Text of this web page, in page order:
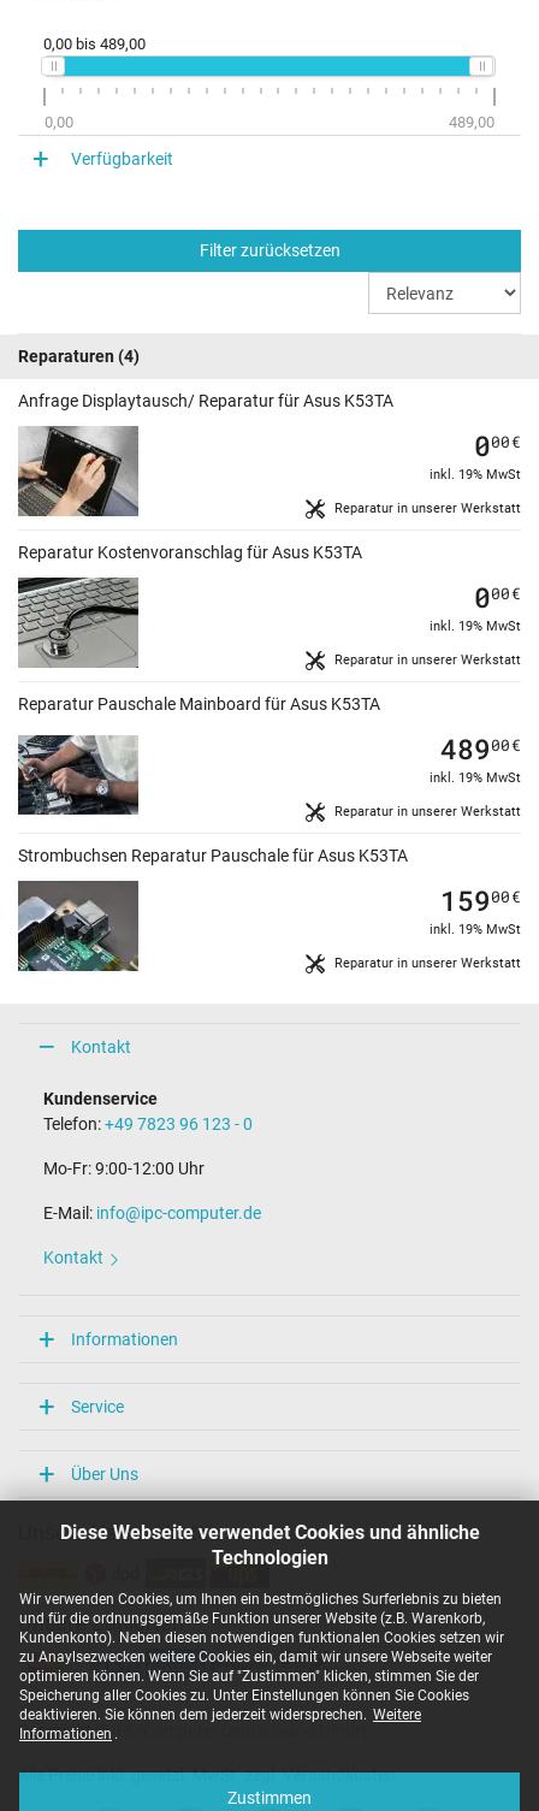
Diese Webseite verwendet Cookies und ähnliche
Technologien
Wir verwenden Cookies, um Ihnen ein bestmögliches Surferlebnis zu bieten
und für die ordnungsgemäße Funktion unserer Website (z.B. Warenkorb,
Kundenkonto). Neben diesen notwendigen funktionalen Cookies setzen wir
zu Anaylsezwecken weitere Cookies ein, damit wir unsere Webseite weiter
optimieren können. Wenn Sie auf "Zustimmen" klicken, stimmen Sie der
Speicherung aller Cookies zu. Unter Einstellungen können Sie Cookies
deaktivieren. Sie können dem jederzeit widersprechen. Weitere
Informationen .
Zustimmen
0,00 bis 489,00
0,00 489,00
Verfügbarkeit
Filter zurücksetzen
Reparaturen (4)
Anfrage Displaytausch/ Reparatur für Asus K53TA
Reparatur in unserer Werkstatt
000€
inkl. 19% MwSt
Reparatur Kostenvoranschlag für Asus K53TA
Reparatur in unserer Werkstatt
000€
inkl. 19% MwSt
Reparatur Pauschale Mainboard für Asus K53TA
Reparatur in unserer Werkstatt
48900€
inkl. 19% MwSt
Strombuchsen Reparatur Pauschale für Asus K53TA
Reparatur in unserer Werkstatt
15900€
inkl. 19% MwSt
Kontakt
Kundenservice
Telefon:+49 7823 96 123 - 0
Mo-Fr: 9:00-12:00 Uhr
E-Mail: info@ipc-computer.de
Kontakt
Informationen
Service
Über Uns
Unsere Versandarten
Unsere Zahlarten
Copyright ©
Alle Preise inkl. gesetzl. MwSt. zzgl. Versandkosten